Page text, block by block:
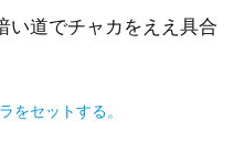
い道でチャカをええ具合
をセットする。